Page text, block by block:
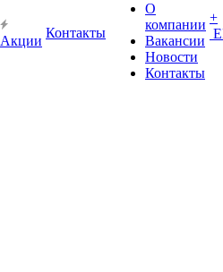
Акции
Контакты
О
компании
Вакансии
Новости
Контакты
+